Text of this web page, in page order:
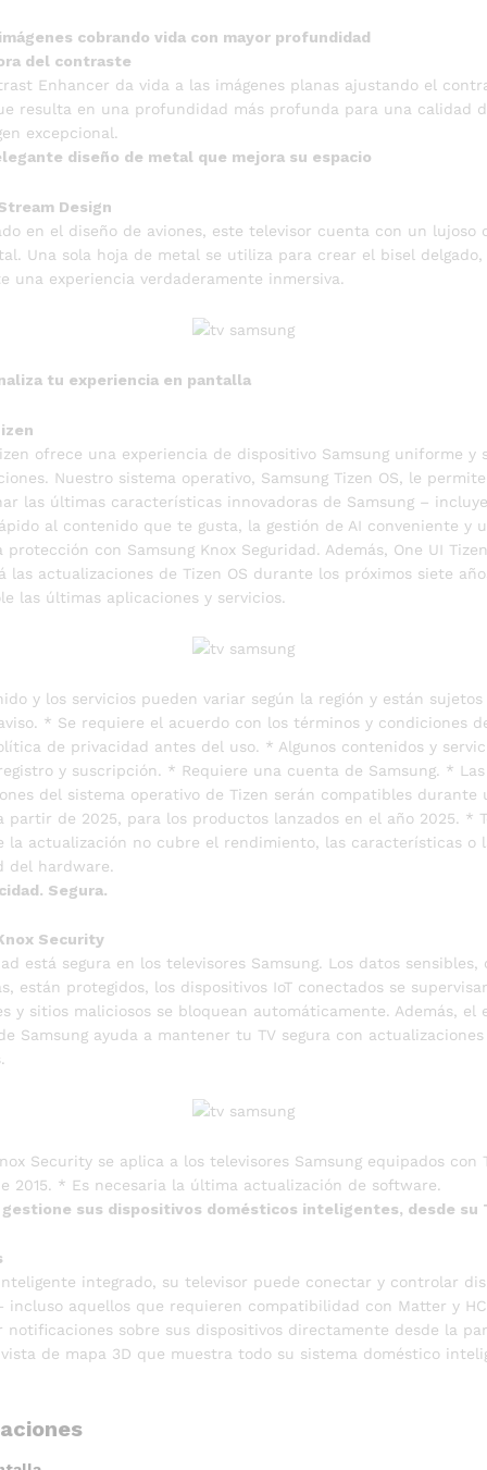
cobrando vida con mayor profundidad
del contraste
Enhancer da vida a las imágenes planas ajustando el
resulta en una profundidad más profunda para una calidad
excepcional.
diseño de metal que mejora su espacio
Design
en el diseño de aviones, este televisor cuenta con un lujoso
Una sola hoja de metal se utiliza para crear el bisel
una experiencia verdaderamente inmersiva.
tu experiencia en pantalla
ofrece una experiencia de dispositivo Samsung uniforme y
Nuestro sistema operativo, Samsung Tizen OS, le permite
las últimas características innovadoras de Samsung –
al contenido que te gusta, la gestión de AI conveniente y
protección con Samsung Knox Seguridad. Además, One UI Tizen
las actualizaciones de Tizen OS durante los próximos siete
las últimas aplicaciones y servicios.
y los servicios pueden variar según la región y están sujetos
* Se requiere el acuerdo con los términos y condiciones
de privacidad antes del uso. * Algunos contenidos y
y suscripción. * Requiere una cuenta de Samsung. * Las
del sistema operativo de Tizen serán compatibles durante
partir de 2025, para los productos lanzados en el año 2025. *
la actualización no cubre el rendimiento, las características o
del hardware.
Segura.
Security
está segura en los televisores Samsung. Los datos sensibles,
están protegidos, los dispositivos IoT conectados se
y sitios maliciosos se bloquean automáticamente. Además, el
Samsung ayuda a mantener tu TV segura con actualizaciones
Security se aplica a los televisores Samsung equipados con
2015. * Es necesaria la última actualización de software.
sus dispositivos domésticos inteligentes, desde su
integrado, su televisor puede conectar y controlar
incluso aquellos que requieren compatibilidad con Matter y
notificaciones sobre sus dispositivos directamente desde la
de mapa 3D que muestra todo su sistema doméstico